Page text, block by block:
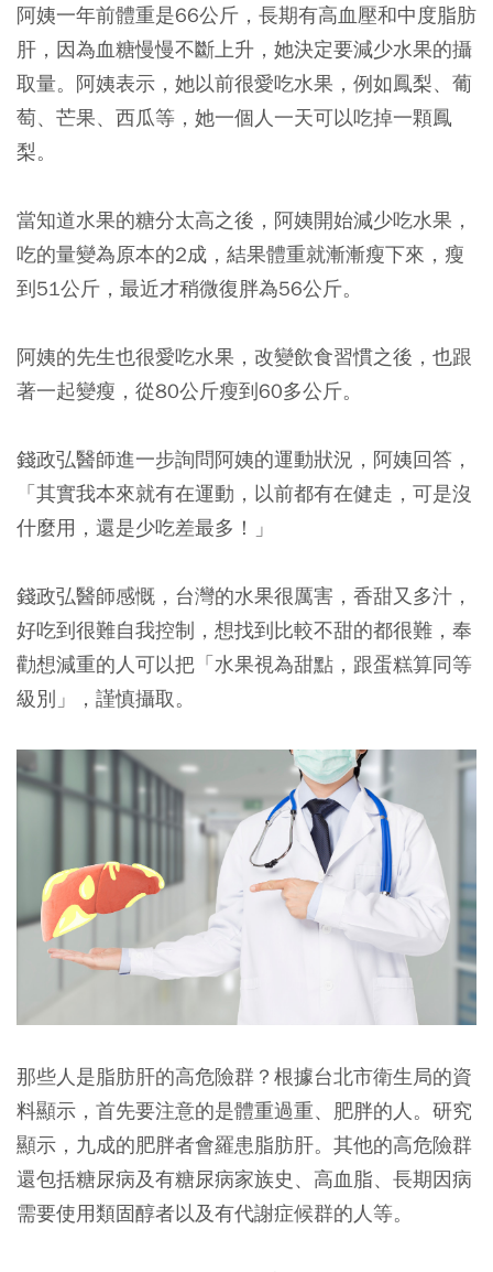
阿姨一年前體重是66公斤，長期有高血壓和中度脂肪
肝，因為血糖慢慢不斷上升，她決定要減少水果的攝
取量。阿姨表示，她以前很愛吃水果，例如鳳梨、葡
萄、芒果、西瓜等，她一個人一天可以吃掉一顆鳳
梨。
當知道水果的糖分太高之後，阿姨開始減少吃水果，
吃的量變為原本的2成，結果體重就漸漸瘦下來，瘦
到51公斤，最近才稍微復胖為56公斤。
阿姨的先生也很愛吃水果，改變飲食習慣之後，也跟
著一起變瘦，從80公斤瘦到60多公斤。
錢政弘醫師進一步詢問阿姨的運動狀況，阿姨回答，
「其實我本來就有在運動，以前都有在健走，可是沒
什麼用，還是少吃差最多！」
錢政弘醫師感慨，台灣的水果很厲害，香甜又多汁，
好吃到很難自我控制，想找到比較不甜的都很難，奉
勸想減重的人可以把「水果視為甜點，跟蛋糕算同等
級別」，謹慎攝取。
那些人是脂肪肝的高危險群？根據台北市衛生局的資
料顯示，首先要注意的是體重過重、肥胖的人。研究
顯示，九成的肥胖者會羅患脂肪肝。其他的高危險群
還包括糖尿病及有糖尿病家族史、高血脂、長期因病
需要使用類固醇者以及有代謝症候群的人等。